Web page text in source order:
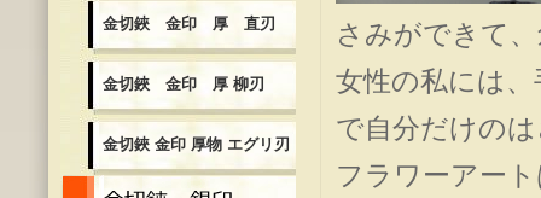
金切鋏 金印 厚 直刃
金切鋏 金印 厚 柳刃
金切鋏 金印 厚物 エグリ刃
金切鋏 銀印
さみができて
女性の私には
で自分だけの
フラワーアー